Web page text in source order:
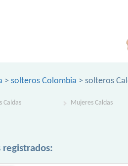
> solteros Colombia > solteros
Caldas Mujeres Caldas
registrados: